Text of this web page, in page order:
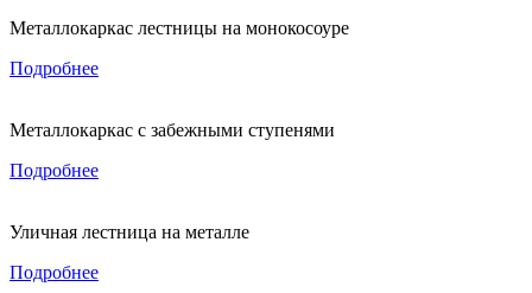
Металлокаркас лестницы на монокосоуре
Подробнее
Металлокаркас с забежными ступенями
Подробнее
Уличная лестница на металле
Подробнее